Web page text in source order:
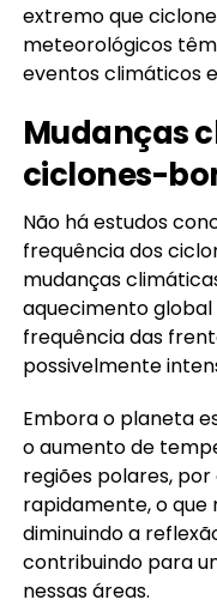
extremo que
meteorológicos
eventos climáticos
Mudanças
ciclones-
Não há estudos
frequência dos
mudanças
aquecimento
frequência das
possivelmente
Embora o planeta
o aumento de
regiões polares,
rapidamente, o que
diminuindo a
contribuindo para
nessas áreas.